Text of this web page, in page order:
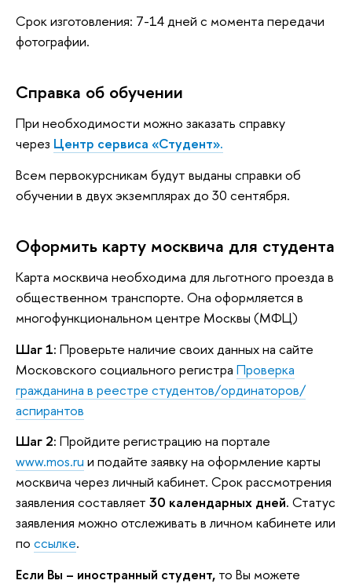
Срок изготовления: 7-14 дней с момента передачи
фотографии.
Справка об обучении
При необходимости можно заказать справку
через Центр сервиса «Студент».
Всем первокурсникам будут выданы справки об
обучении в двух экземплярах до 30 сентября.
Оформить карту москвича для студента
Карта москвича необходима для льготного проезда в
общественном транспорте. Она оформляется в
многофункциональном центре Москвы (МФЦ)
Шаг 1: Проверьте наличие своих данных на сайте
Московского социального регистра Проверка
гражданина в реестре студентов/ординаторов/
аспирантов
Шаг 2: Пройдите регистрацию на портале
www.mos.ru и подайте заявку на оформление карты
москвича через личный кабинет. Срок рассмотрения
заявления составляет 30 календарных дней. Статус
заявления можно отслеживать в личном кабинете или
по ссылке.
Если Вы – иностранный студент, то Вы можете